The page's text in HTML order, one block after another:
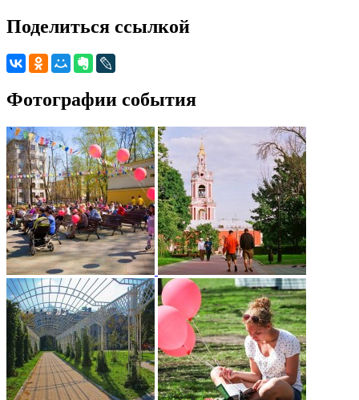
Поделиться ссылкой
Фотографии события